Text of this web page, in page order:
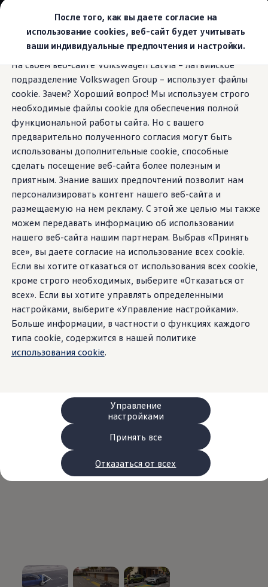
После того, как вы даете согласие на
использование cookies, веб-сайт будет учитывать
ваши индивидуальные предпочтения и настройки.
На своем веб-сайте Volkswagen Latvia – латвийское
подразделение Volkswagen Group – использует файлы
cookie. Зачем? Хороший вопрос! Мы используем строго
необходимые файлы cookie для обеспечения полной
функциональной работы сайта. Но с вашего
предварительно полученного согласия могут быть
использованы дополнительные cookie, способные
сделать посещение веб-сайта более полезным и
приятным. Знание ваших предпочтений позволит нам
персонализировать контент нашего веб-сайта и
размещаемую на нем рекламу. С этой же целью мы также
можем передавать информацию об использовании
нашего веб-сайта нашим партнерам. Выбрав «Принять
все», вы даете согласие на использование всех cookie.
Если вы хотите отказаться от использования всех cookie,
кроме строго необходимых, выберите «Отказаться от
всех». Если вы хотите управлять определенными
настройками, выберите «Управление настройками».
Больше информации, в частности о функциях каждого
типа cookie, содержится в нашей политике
использования cookie.
Принять все
Отказаться от всех
Управление
настройками
основному
содержанию
нижнему
колонтитулу
Выбери свой Volkswagen
Модельный ряд
Новый ID.Cross
Открой для себя семейство внедорожников
Предложения и услуги
Юбилейное предложение
Автомобильный онлайн-магазин Volkswagen
Обмен автомобилей
Лизинг Volkswagen
Гарантия
Бесплатная регистрация для вашего нового
Взаимодействие в сети простыми словами
VW Connect
Активация
Все службы
VW Connect для Вашего ID.
Обновления (Upgrades)
Car-Net
App-Connect
Fleet Interface Data
O Volkswagen
Получи больше
Владельцы и услуги
Сервис и запчасти
Преимущества Volkswagen
Техобслуживание
Ремонт и проверки
Моторное масло и технические жидкости
Колеса и шины
Помощь при авариях и поломках
Обслуживание автомобилей
Аксессуары
Персонализация
Настенная зарядная станция и кабели для
Важная информация для клиентов
Переработка и возврат продукции
Кампании по отзыву автомобилей
Предупредительные и контрольные
Обновления программного обеспечения
Обновления программного обеспечения для
Адаптивный круиз-контроль
Поддерживает
дистанцию.И
ограничивает скорость.